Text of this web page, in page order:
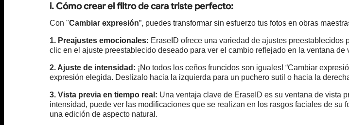
i. Cómo crear el filtro de cara triste perfecto:
Con "Cambiar expresión”, puedes transformar sin esfuerzo tus fotos en obras
1. Preajustes emocionales: EraseID ofrece una variedad de ajustes preestablecidos
clic en el ajuste preestablecido deseado para ver el cambio reflejado en la ventana de
2. Ajuste de intensidad: ¡No todos los ceños fruncidos son iguales! “Cambiar
expresión elegida. Deslízalo hacia la izquierda para un puchero sutil o hacia la
3. Vista previa en tiempo real: Una ventaja clave de EraseID es su ventana de vista
intensidad, puede ver las modificaciones que se realizan en los rasgos faciales de
una edición de aspecto natural.